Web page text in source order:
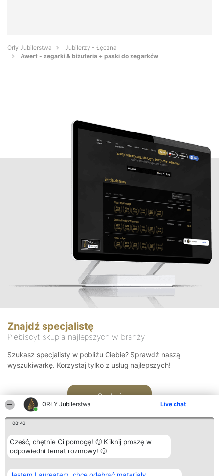
ORŁY Jubilerstwa Live chat
08:46
Cześć, chętnie Ci pomogę! 🙂 Kliknij proszę w
odpowiedni temat rozmowy! 🙂
Orły Jubilerstwa
Jubilerzy - Łęczna
Awert - zegarki & biżuteria + paski do zegarków
Znajdź specjalistę
Plebiscyt skupia najlepszych w branży
Szukasz specjalisty w pobliżu Ciebie? Sprawdź naszą
wyszukiwarkę. Korzystaj tylko z usług najlepszych!
Szukaj
Organizator plebiscytu Plebiscyt Kontakt